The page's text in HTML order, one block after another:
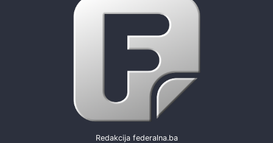
Redakcija federalna.ba